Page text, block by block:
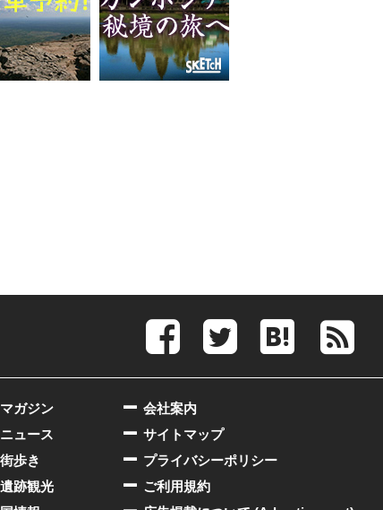
会社案内
サイトマップ
プライバシーポリシー
ご利用規約
マガジン
ニュース
街歩き
遺跡観光